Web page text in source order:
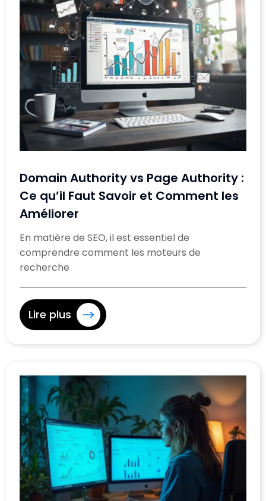
Domain Authority vs Page Authority :
Ce qu’il Faut Savoir et Comment les
Améliorer
En matière de SEO, il est essentiel de
comprendre comment les moteurs de
recherche
Lire plus